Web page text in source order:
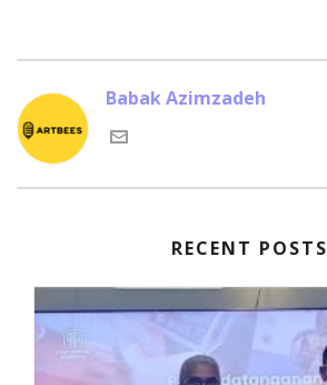
Babak Azimzadeh
RECENT POSTS